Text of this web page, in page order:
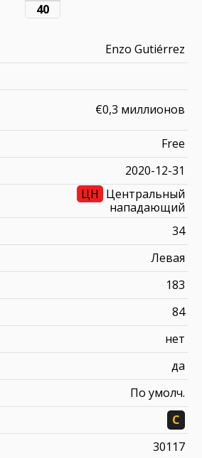
40
Enzo Gutiérrez
€0,3 миллионов
Free
2020-12-31
ЦН Центральный
нападающий
34
Левая
183
84
нет
да
По умолч.
C
30117